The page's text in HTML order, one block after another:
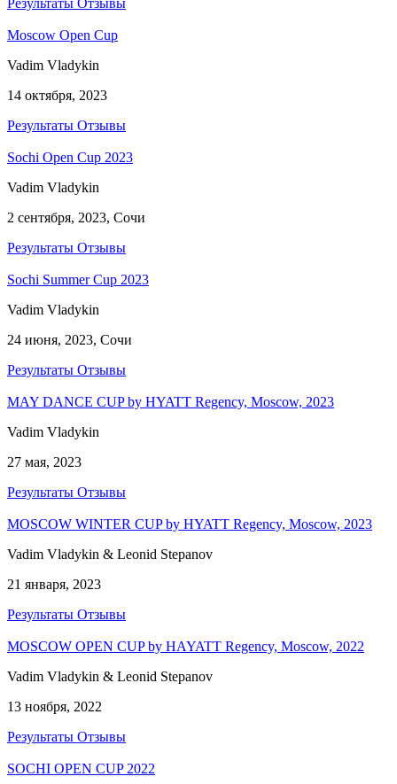
Результаты Отзывы
Moscow Open Cup
Vadim Vladykin
14 октября, 2023
Результаты Отзывы
Sochi Open Cup 2023
Vadim Vladykin
2 сентября, 2023, Сочи
Результаты Отзывы
Sochi Summer Cup 2023
Vadim Vladykin
24 июня, 2023, Сочи
Результаты Отзывы
MAY DANCE CUP by HYATT Regency, Moscow, 2023
Vadim Vladykin
27 мая, 2023
Результаты Отзывы
MOSCOW WINTER CUP by HYATT Regency, Moscow, 2023
Vadim Vladykin & Leonid Stepanov
21 января, 2023
Результаты Отзывы
MOSCOW OPEN CUP by HAYATT Regency, Moscow, 2022
Vadim Vladykin & Leonid Stepanov
13 ноября, 2022
Результаты Отзывы
SOCHI OPEN CUP 2022